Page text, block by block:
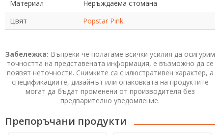
Материал
Неръждаема стомана
Цвят
Popstar Pink
Забележка: Въпреки че полагаме всички усилия да осигурим
точността на представената информация, е възможно да се
появят неточности. Снимките са с илюстративен характер, а
спецификациите, дизайнът или опаковката на продуктите
могат да бъдат променени от производителя без
предварително уведомление.
Препоръчани продукти